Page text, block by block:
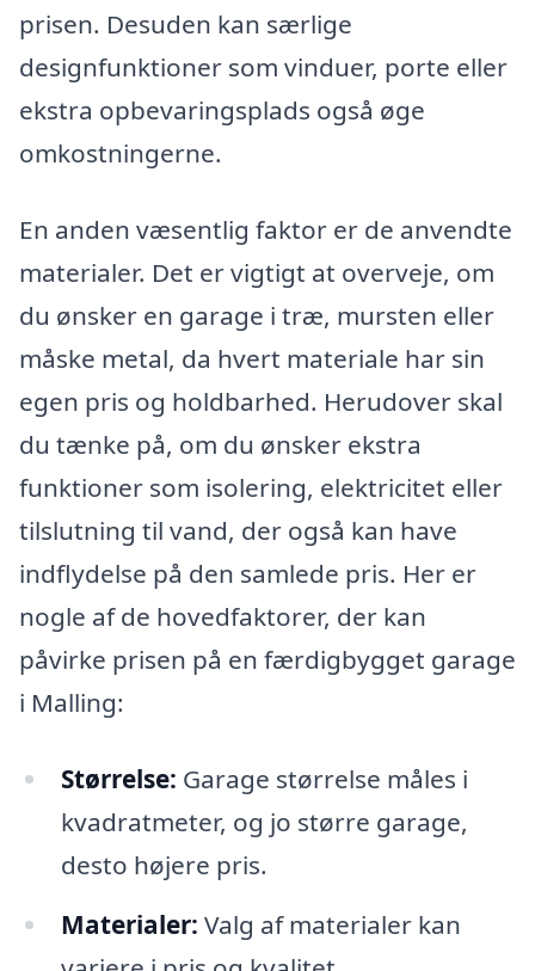
prisen. Desuden kan særlige
designfunktioner som vinduer, porte eller
ekstra opbevaringsplads også øge
omkostningerne.
En anden væsentlig faktor er de anvendte
materialer. Det er vigtigt at overveje, om
du ønsker en garage i træ, mursten eller
måske metal, da hvert materiale har sin
egen pris og holdbarhed. Herudover skal
du tænke på, om du ønsker ekstra
funktioner som isolering, elektricitet eller
tilslutning til vand, der også kan have
indflydelse på den samlede pris. Her er
nogle af de hovedfaktorer, der kan
påvirke prisen på en færdigbygget garage
i Malling:
Størrelse: Garage størrelse måles i
kvadratmeter, og jo større garage,
desto højere pris.
Materialer: Valg af materialer kan